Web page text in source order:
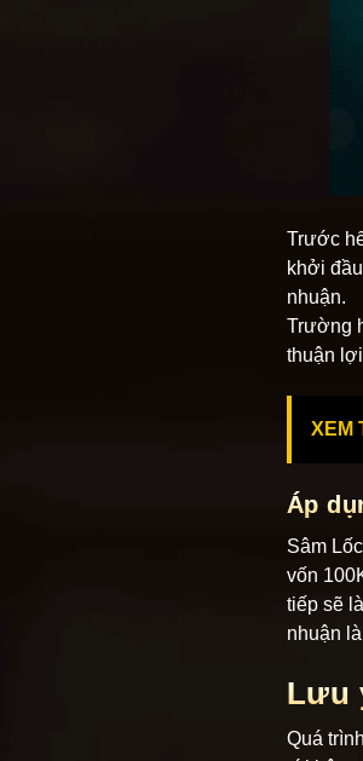
Trước
khởi
nhuận.
Trường
thuận
XEM
Áp
Sâm
vốn
tiếp sẽ
nhuận
Lưu
Quá